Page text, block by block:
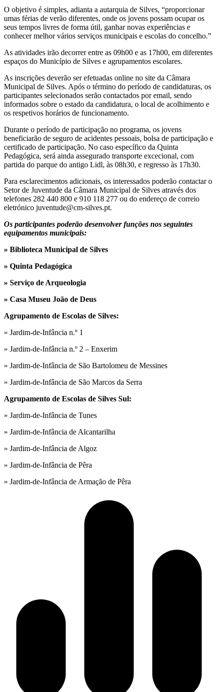
O objetivo é simples, adianta a autarquia de Silves, “proporcionar
umas férias de verão diferentes, onde os jovens possam ocupar os
seus tempos livres de forma útil, ganhar novas experiências e
conhecer melhor vários serviços municipais e escolas do concelho.”
As atividades irão decorrer entre as 09h00 e as 17h00, em diferentes
espaços do Município de Silves e agrupamentos escolares.
As inscrições deverão ser efetuadas online no site da Câmara
Municipal de Silves. Após o término do período de candidaturas, os
participantes selecionados serão contactados por email, sendo
informados sobre o estado da candidatura, o local de acolhimento e
os respetivos horários de funcionamento.
Durante o período de participação no programa, os jovens
beneficiarão de seguro de acidentes pessoais, bolsa de participação e
certificado de participação. No caso específico da Quinta
Pedagógica, será ainda assegurado transporte excecional, com
partida do parque do antigo Lidl, às 08h30, e regresso às 17h30.
Para esclarecimentos adicionais, os interessados poderão contactar o
Setor de Juventude da Câmara Municipal de Silves através dos
telefones 282 440 800 e 910 118 277 ou do endereço de correio
eletrónico juventude@cm-silves.pt.
Os participantes poderão desenvolver funções nos seguintes
equipamentos municipais:
» Biblioteca Municipal de Silves
» Quinta Pedagógica
» Serviço de Arqueologia
» Casa Museu João de Deus
Agrupamento de Escolas de Silves:
» Jardim-de-Infância n.º 1
» Jardim-de-Infância n.º 2 – Enxerim
» Jardim-de-Infância de São Bartolomeu de Messines
» Jardim-de-Infância de São Marcos da Serra
Agrupamento de Escolas de Silves Sul:
» Jardim-de-Infância de Tunes
» Jardim-de-Infância de Alcantarilha
» Jardim-de-Infância de Algoz
» Jardim-de-Infância de Pêra
» Jardim-de-Infância de Armação de Pêra